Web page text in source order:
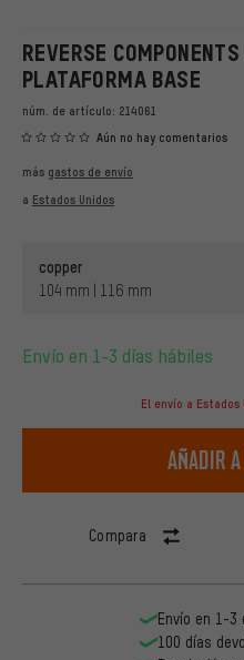
REVERSE
PLATAFORMA BASE
núm. de artículo: 214061
Aún no hay comentarios
más gastos de envío
a Estados Unidos
copper
104 mm | 116 mm
Envío en 1-3 días hábiles
El envío a Estados
Añadir
Compara
Envío en 1-3
100 días